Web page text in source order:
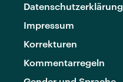
Datenschutzerklärung
Impressum
Korrekturen
Kommentarregeln